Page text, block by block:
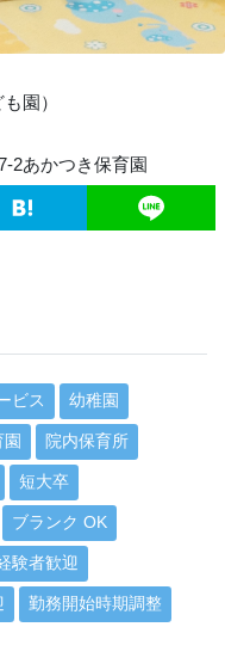
園）
2あかつき保育園
ビス 幼稚園
院内保育所
短大卒
ブランク OK
験者歓迎
勤務開始時期調整